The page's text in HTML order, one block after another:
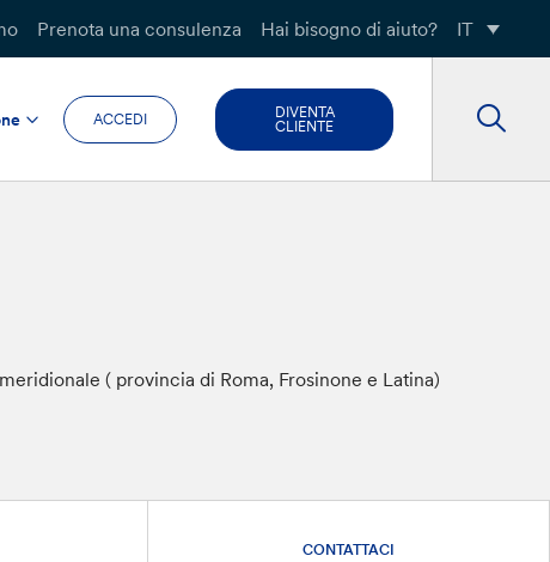
Prenota una consulenza Hai bisogno di aiuto? IT
ACCEDI
DIVENTA
CLIENTE
( provincia di Roma, Frosinone e Latina)
CONTATTACI